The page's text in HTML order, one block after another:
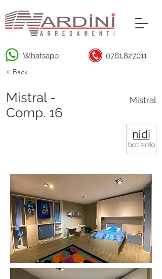
Whatsapp
0761.827011
< Back
Mistral -
Comp. 16
Mistral